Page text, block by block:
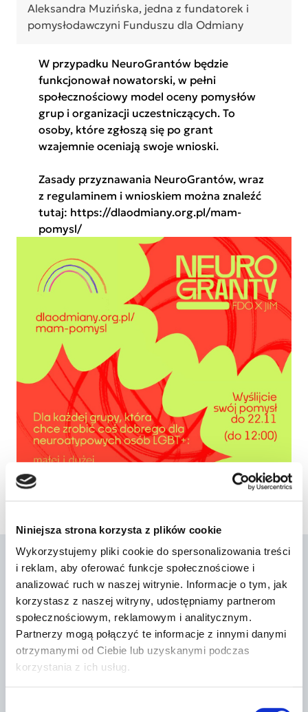
Niniejsza strona korzysta z plików cookie
Wykorzystujemy pliki cookie do spersonalizowania treści
i reklam, aby oferować funkcje społecznościowe i
analizować ruch w naszej witrynie. Informacje o tym, jak
korzystasz z naszej witryny, udostępniamy partnerom
społecznościowym, reklamowym i analitycznym.
Partnerzy mogą połączyć te informacje z innymi danymi
otrzymanymi od Ciebie lub uzyskanymi podczas
korzystania z ich usług.
Aleksandra Muzińska, jedna z fundatorek i
pomysłodawczyni Funduszu dla Odmiany
W przypadku NeuroGrantów będzie
funkcjonował nowatorski, w pełni
społecznościowy model oceny pomysłów
grup i organizacji uczestniczących. To
osoby, które zgłoszą się po grant
wzajemnie oceniają swoje wnioski.
Zasady przyznawania NeuroGrantów, wraz
z regulaminem i wnioskiem można znaleźć
tutaj: https://dlaodmiany.org.pl/mam-
pomysl/
Podobne wpisy
5 sierpnia 2026 r.